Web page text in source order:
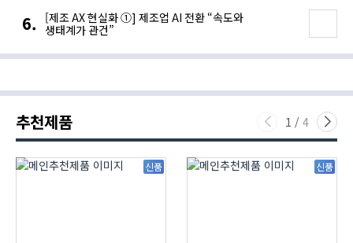
[제조 AX 현실화 ①] 제조업 AI 전환 “속도와
생태계가 관건”
추천제품 1 / 4
신품 신품